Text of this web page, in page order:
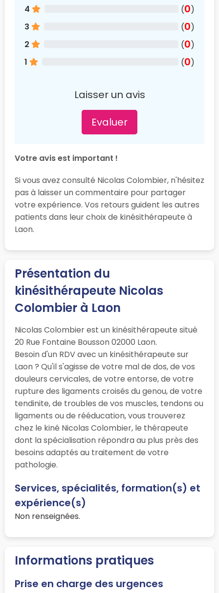
4
(0)
3
(0)
2
(0)
1
(0)
Laisser un avis
Evaluer
Votre avis est important !
Si vous avez consulté Nicolas Colombier, n'hésitez
pas à laisser un commentaire pour partager
votre expérience. Vos retours guident les autres
patients dans leur choix de kinésithérapeute à
Laon.
Présentation du
kinésithérapeute Nicolas
Colombier à Laon
Nicolas Colombier est un kinésithérapeute situé
20 Rue Fontaine Bousson 02000 Laon.
Besoin d'un RDV avec un kinésithérapeute sur
Laon ? Qu'il s'agisse de votre mal de dos, de vos
douleurs cervicales, de votre entorse, de votre
rupture des ligaments croisés du genou, de votre
tendinite, de troubles de vos muscles, tendons ou
ligaments ou de rééducation, vous trouverez
chez le kiné Nicolas Colombier, le thérapeute
dont la spécialisation répondra au plus près des
besoins adaptés au traitement de votre
pathologie.
Services, spécialités, formation(s) et
expérience(s)
Non renseignées.
Informations pratiques
Prise en charge des urgences